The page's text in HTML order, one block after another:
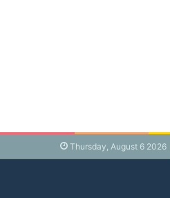
Thursday, August 6 2026